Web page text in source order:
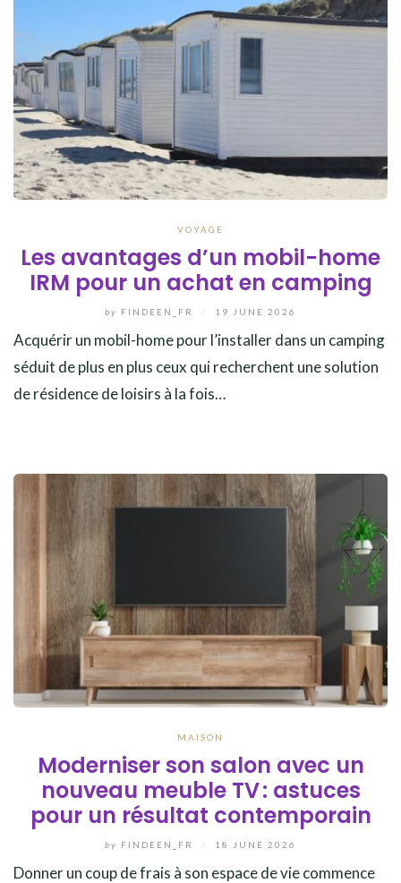
VOYAGE
Les avantages d’un mobil-home
IRM pour un achat en camping
by FINDEEN_FR 19 JUNE 2026
Acquérir un mobil-home pour l’installer dans un camping
séduit de plus en plus ceux qui recherchent une solution
de résidence de loisirs à la fois…
MAISON
Moderniser son salon avec un
nouveau meuble TV : astuces
pour un résultat contemporain
by FINDEEN_FR 18 JUNE 2026
Donner un coup de frais à son espace de vie commence